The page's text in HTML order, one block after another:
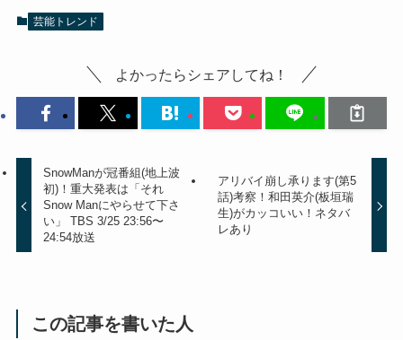
芸能トレンド
よかったらシェアしてね！
SnowManが冠番組(地上波
初)！重大発表は「それ
Snow Manにやらせて下さ
い」 TBS 3/25 23:56〜
24:54放送
アリバイ崩し承ります(第5
話)考察！和田英介(板垣瑞
生)がカッコいい！ネタバ
レあり
この記事を書いた人